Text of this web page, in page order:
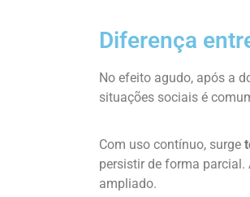
Diferença
No efeito agudo, após a
situações sociais é
Com uso contínuo, surge
persistir de forma
ampliado.